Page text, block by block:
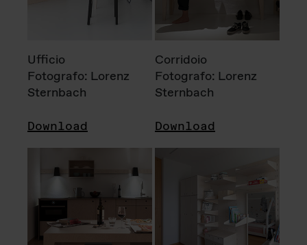
Ufficio
Fotografo: Lorenz
Sternbach
Download
Corridoio
Fotografo: Lorenz
Sternbach
Download